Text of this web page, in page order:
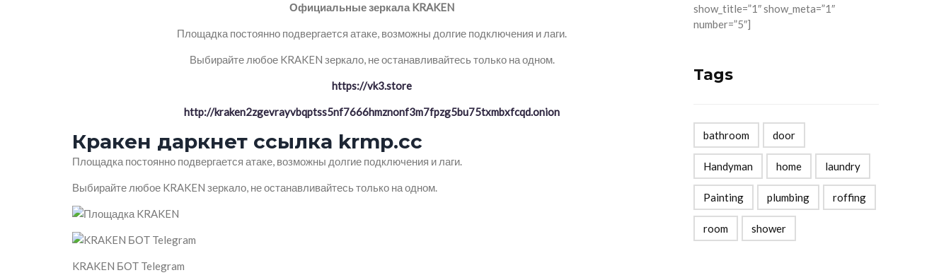
Официальные зеркала KRAKEN
Площадка постоянно подвергается атаке, возможны долгие подключения и лаги.
Выбирайте любое KRAKEN зеркало, не останавливайтесь только на одном.
https://vk3.store
http://kraken2zgevrayvbqptss5nf7666hmznonf3m7fpzg5bu75txmbxfcqd.onion
Кракен даркнет ссылка krmp.cc
Площадка постоянно подвергается атаке, возможны долгие подключения и лаги.
Выбирайте любое KRAKEN зеркало, не останавливайтесь только на одном.
KRAKEN БОТ Telegram
show_title=”1″ show_meta=”1″
number=”5″]
Tags
bathroom door
Handyman home laundry
Painting plumbing roffing
room shower